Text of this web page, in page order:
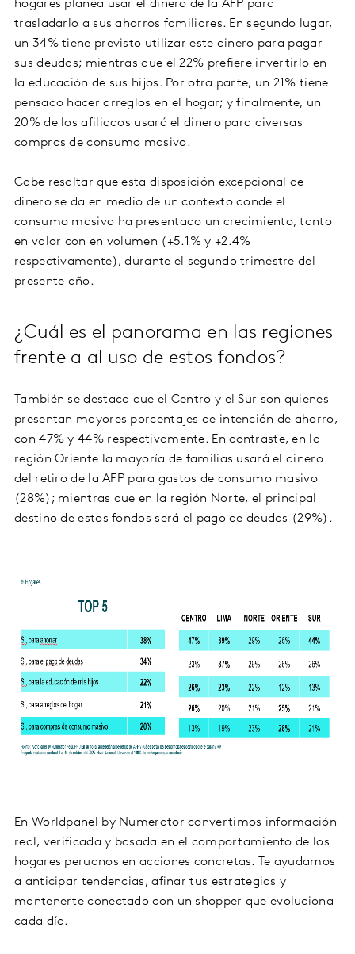
hogares planea usar el dinero de la AFP para
trasladarlo a sus ahorros familiares. En segundo lugar,
un 34% tiene previsto utilizar este dinero para pagar
sus deudas; mientras que el 22% prefiere invertirlo en
la educación de sus hijos. Por otra parte, un 21% tiene
pensado hacer arreglos en el hogar; y finalmente, un
20% de los afiliados usará el dinero para diversas
compras de consumo masivo.
Cabe resaltar que esta disposición excepcional de
dinero se da en medio de un contexto donde el
consumo masivo ha presentado un crecimiento, tanto
en valor con en volumen (+5.1% y +2.4%
respectivamente), durante el segundo trimestre del
presente año.
¿Cuál es el panorama en las regiones
frente a al uso de estos fondos?
También se destaca que el Centro y el Sur son quienes
presentan mayores porcentajes de intención de ahorro,
con 47% y 44% respectivamente. En contraste, en la
región Oriente la mayoría de familias usará el dinero
del retiro de la AFP para gastos de consumo masivo
(28%); mientras que en la región Norte, el principal
destino de estos fondos será el pago de deudas (29%).
En Worldpanel by Numerator convertimos información
real, verificada y basada en el comportamiento de los
hogares peruanos en acciones concretas. Te ayudamos
a anticipar tendencias, afinar tus estrategias y
mantenerte conectado con un shopper que evoluciona
cada día.